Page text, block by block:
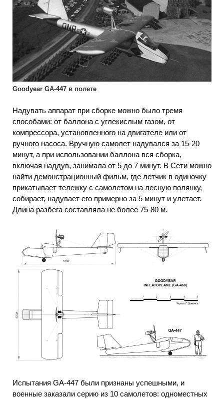
Goodyear GA-447 в полете
Надувать аппарат при сборке можно было тремя
способами: от баллона с углекислым газом, от
компрессора, установленного на двигателе или от
ручного насоса. Вручную самолет надувался за 15-20
минут, а при использовании баллона вся сборка,
включая наддув, занимала от 5 до 7 минут. В Сети можно
найти демонстрационный фильм, где летчик в одиночку
прикатывает тележку с самолетом на лесную полянку,
собирает, надувает его примерно за 5 минут и улетает.
Длина разбега составляла не более 75-80 м.
Испытания GA-447 были признаны успешными, и
военные заказали серию из 10 самолетов: одноместных